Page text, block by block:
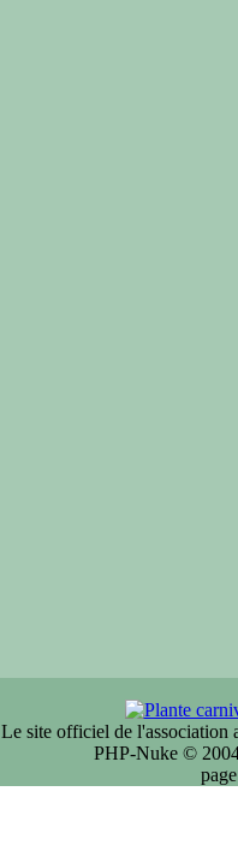
Le site officiel de l'association
PHP-Nuke ©